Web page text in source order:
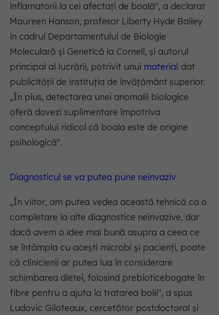
inflamatorii la cei afectați de boală", a declarat
Maureen Hanson, profesor Liberty Hyde Bailey
în cadrul Departamentului de Biologie
Moleculară și Genetică la Cornell, și autorul
principal al lucrării, potrivit unui material dat
publicității de instituția de învățământ superior.
„În plus, detectarea unei anomalii biologice
oferă dovezi suplimentare împotriva
conceptului ridicol că boala este de origine
psihologică".
Diagnosticul se va putea pune neinvaziv
„În viitor, am putea vedea această tehnică ca o
completare la alte diagnostice neinvazive, dar
dacă avem o idee mai bună asupra a ceea ce
se întâmpla cu acești microbi și pacienți, poate
că clinicienii ar putea lua în considerare
schimbarea dietei, folosind prebioticebogate în
fibre pentru a ajuta la tratarea bolii", a spus
Ludovic Giloteaux, cercetător postdoctoral și